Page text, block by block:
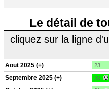
Le détail de
cliquez sur la ligne
Aout 2025 (+) 23
Septembre 2025 (+) 90